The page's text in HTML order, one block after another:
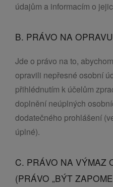
údajům a informacím o
B. PRÁVO NA
Jde o právo na to,
opravili nepřesné osobní
přihlédnutím k účelům
doplnění neúplných
dodatečného prohlášení
úplné).
C. PRÁVO NA VÝMAZ
(PRÁVO „BÝT